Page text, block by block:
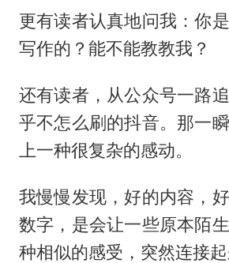
更有读者认真地问我：你
写作的？能不能教教我？
还有读者，从公众号一路
乎不怎么刷的抖音。那一
上一种很复杂的感动。
我慢慢发现，好的内容，
数字，是会让一些原本陌
种相似的感受，突然连接起